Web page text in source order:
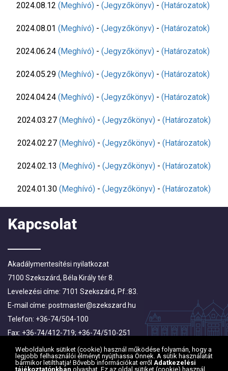
Weboldalunk sütiket (cookie) használ működése folyamán, hogy a
legjobb felhasználói élményt nyújthassa Önnek. A sütik használatát
bármikor letilthatja! Bővebb információkat erről Adatkezelési
tájékoztatónkban olvashat. Ez az oldal sütiket (cookie) használ.
2024.08.12 (Meghívó) - (Jegyzőkönyv) - (Határozatok)
2024.08.01 (Meghívó) - (Jegyzőkönyv) - (Határozatok)
2024.06.24 (Meghívó) - (Jegyzőkönyv) - (Határozatok)
2024.05.29 (Meghívó) - (Jegyzőkönyv) - (Határozatok)
2024.04.24 (Meghívó) - (Jegyzőkönyv) - (Határozatok)
2024.03.27 (Meghívó) - (Jegyzőkönyv) - (Határozatok)
2024.02.27 (Meghívó) - (Jegyzőkönyv) - (Határozatok)
2024.02.13 (Meghívó) - (Jegyzőkönyv) - (Határozatok)
2024.01.30 (Meghívó) - (Jegyzőkönyv) - (Határozatok)
Kapcsolat
Akadálymentesítési nyilatkozat
7100 Szekszárd, Béla Király tér 8.
Levelezési címe: 7101 Szekszárd, Pf.:83.
E-mail címe: postmaster@szekszard.hu
Telefon: +36-74/504-100
Fax: +36-74/412-719; +36-74/510-251